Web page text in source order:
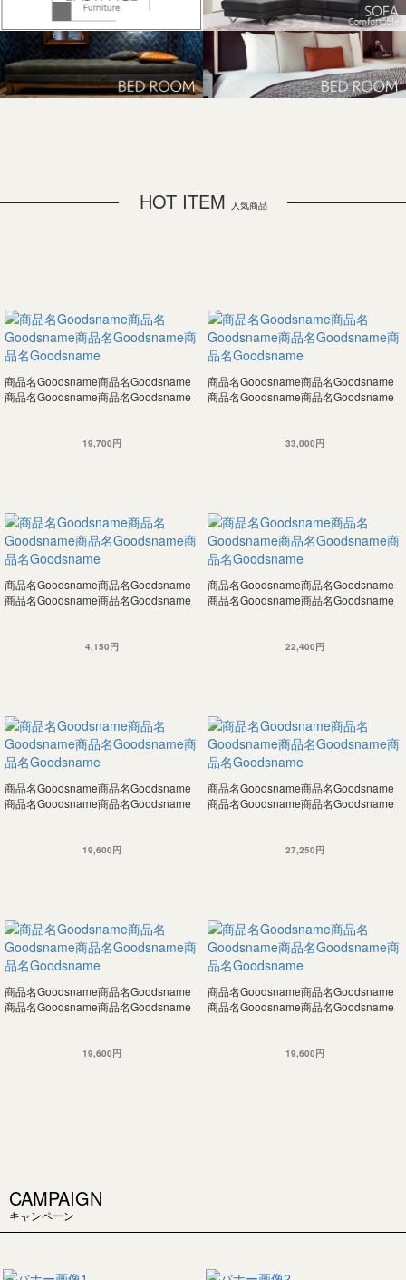
HOT ITEM 人気商品
商品名Goodsname商品名Goodsname
商品名Goodsname商品名Goodsname
19,700円
商品名Goodsname商品名Goodsname
商品名Goodsname商品名Goodsname
33,000円
商品名Goodsname商品名Goodsname
商品名Goodsname商品名Goodsname
4,150円
商品名Goodsname商品名Goodsname
商品名Goodsname商品名Goodsname
22,400円
商品名Goodsname商品名Goodsname
商品名Goodsname商品名Goodsname
19,600円
商品名Goodsname商品名Goodsname
商品名Goodsname商品名Goodsname
27,250円
商品名Goodsname商品名Goodsname
商品名Goodsname商品名Goodsname
19,600円
商品名Goodsname商品名Goodsname
商品名Goodsname商品名Goodsname
19,600円
CAMPAIGN
キャンペーン